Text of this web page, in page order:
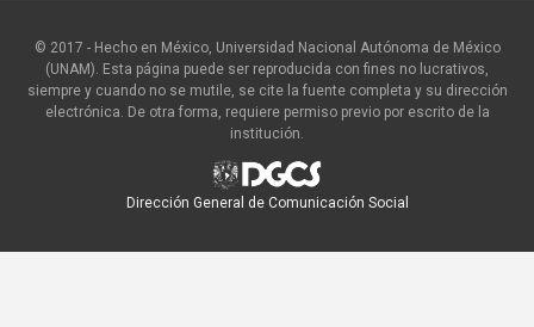
© 2017 - Hecho en México, Universidad Nacional Autónoma de México
(UNAM). Esta página puede ser reproducida con fines no lucrativos,
siempre y cuando no se mutile, se cite la fuente completa y su dirección
electrónica. De otra forma, requiere permiso previo por escrito de la
institución.
Dirección General de Comunicación Social